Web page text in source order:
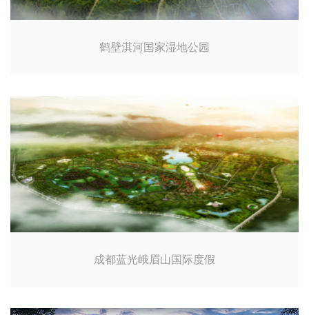
鹤壁淇河国家湿地公园
成都蓝光峨眉山国际度假